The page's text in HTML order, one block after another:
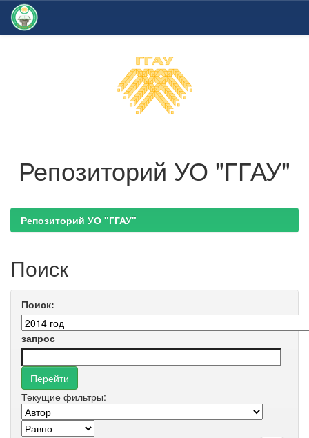
Репозиторий УО "ГГАУ"
Репозиторий УО "ГГАУ"
Поиск
Поиск:
запрос
Текущие фильтры: